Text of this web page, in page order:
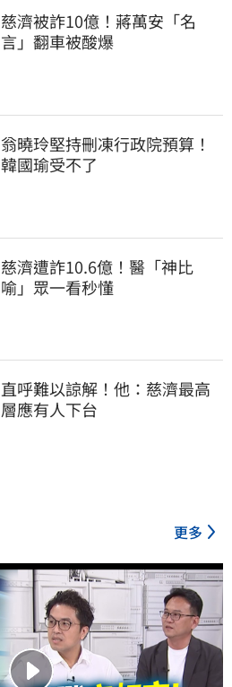
慈濟被詐10億！蔣萬安「名
言」翻車被酸爆
翁曉玲堅持刪凍行政院預算！
韓國瑜受不了
慈濟遭詐10.6億！醫「神比
喻」眾一看秒懂
直呼難以諒解！他：慈濟最高
層應有人下台
更多